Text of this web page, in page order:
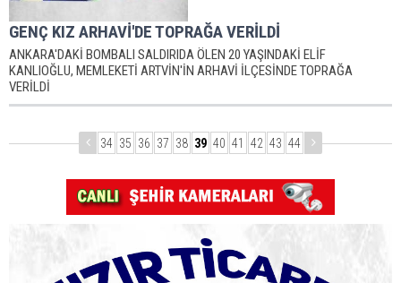
GENÇ KIZ ARHAVİ'DE TOPRAĞA VERİLDİ
ANKARA'DAKİ BOMBALI SALDIRIDA ÖLEN 20 YAŞINDAKİ ELİF
KANLIOĞLU, MEMLEKETİ ARTVİN'İN ARHAVİ İLÇESİNDE TOPRAĞA
VERİLDİ
34 35 36 37 38 39 40 41 42 43 44